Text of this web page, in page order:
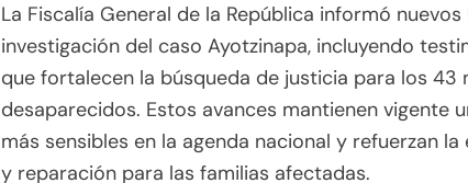
La Fiscalía General de la República informó nuevos
investigación del caso Ayotzinapa, incluyendo
que fortalecen la búsqueda de justicia para los 43
desaparecidos. Estos avances mantienen vigente
más sensibles en la agenda nacional y refuerzan
y reparación para las familias afectadas.